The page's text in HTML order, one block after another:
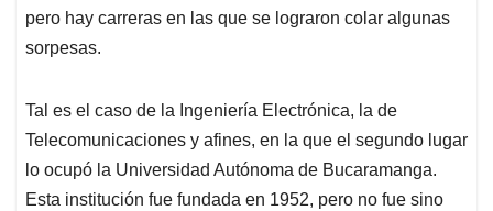
pero hay carreras en las que se lograron colar algunas
sorpesas.
Tal es el caso de la Ingeniería Electrónica, la de
Telecomunicaciones y afines, en la que el segundo lugar
lo ocupó la Universidad Autónoma de Bucaramanga.
Esta institución fue fundada en 1952, pero no fue sino